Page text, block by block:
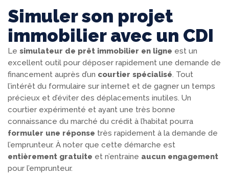
Simuler son projet
immobilier avec un CDI
Le simulateur de prêt immobilier en ligne est un
excellent outil pour déposer rapidement une demande de
financement auprès d’un courtier spécialisé. Tout
l’intérêt du formulaire sur internet et de gagner un temps
précieux et d’éviter des déplacements inutiles. Un
courtier expérimenté et ayant une très bonne
connaissance du marché du crédit à l’habitat pourra
formuler une réponse très rapidement à la demande de
l’emprunteur. À noter que cette démarche est
entièrement gratuite et n’entraine aucun engagement
pour l’emprunteur.